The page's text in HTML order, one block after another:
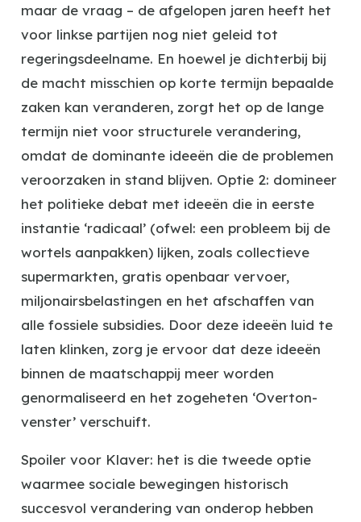
maar de vraag – de afgelopen jaren heeft het
voor linkse partijen nog niet geleid tot
regeringsdeelname. En hoewel je dichterbij bij
de macht misschien op korte termijn bepaalde
zaken kan veranderen, zorgt het op de lange
termijn niet voor structurele verandering,
omdat de dominante ideeën die de problemen
veroorzaken in stand blijven. Optie 2: domineer
het politieke debat met ideeën die in eerste
instantie ‘radicaal’ (ofwel: een probleem bij de
wortels aanpakken) lijken, zoals collectieve
supermarkten, gratis openbaar vervoer,
miljonairsbelastingen en het afschaffen van
alle fossiele subsidies. Door deze ideeën luid te
laten klinken, zorg je ervoor dat deze ideeën
binnen de maatschappij meer worden
genormaliseerd en het zogeheten ‘Overton-
venster’ verschuift.
Spoiler voor Klaver: het is die tweede optie
waarmee sociale bewegingen historisch
succesvol verandering van onderop hebben